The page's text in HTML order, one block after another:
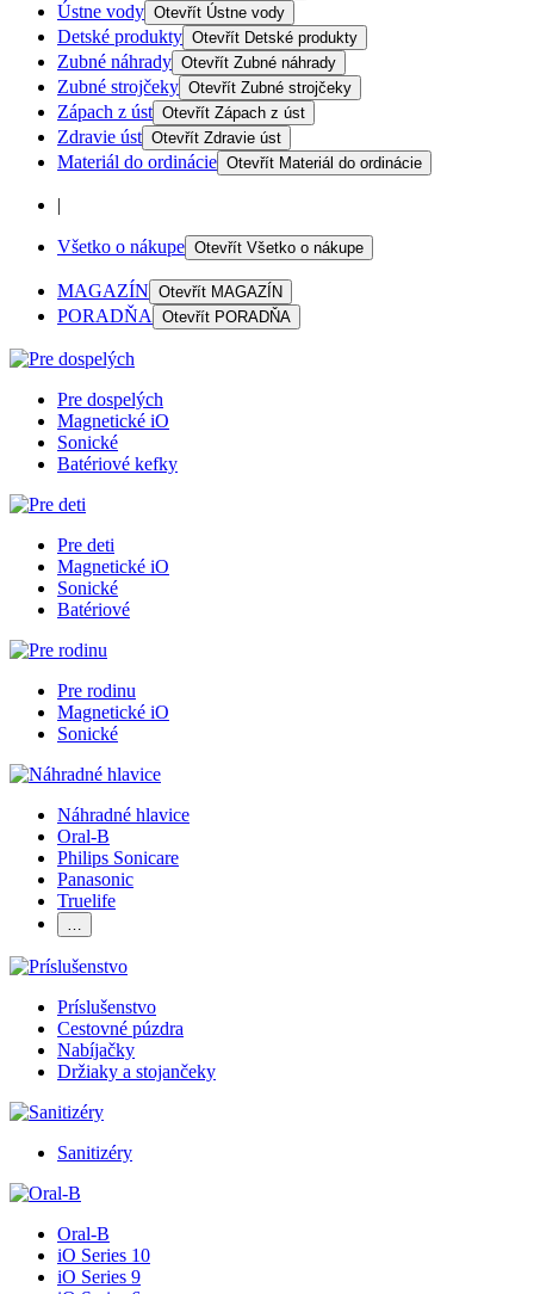
Ústne vody Otevřít Ústne vody
Detské produkty Otevřít Detské produkty
Zubné náhrady Otevřít Zubné náhrady
Zubné strojčeky Otevřít Zubné strojčeky
Zápach z úst Otevřít Zápach z úst
Zdravie úst Otevřít Zdravie úst
Materiál do ordinácie Otevřít Materiál do ordinácie
|
Všetko o nákupe Otevřít Všetko o nákupe
MAGAZÍN Otevřít MAGAZÍN
PORADŇA Otevřít PORADŇA
Pre dospelých
Magnetické iO
Sonické
Batériové kefky
Pre deti
Magnetické iO
Sonické
Batériové
Pre rodinu
Magnetické iO
Sonické
Náhradné hlavice
Oral-B
Philips Sonicare
Panasonic
Truelife
…
Príslušenstvo
Cestovné púzdra
Nabíjačky
Držiaky a stojančeky
Sanitizéry
Oral-B
iO Series 10
iO Series 9